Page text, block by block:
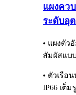
แผงคว
ระดับอุ
• แผงตัว
สัมผัสแบ
• ตัวเรือ
IP66 เต็ม